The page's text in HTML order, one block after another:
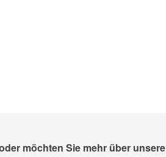
möchten Sie mehr über unsere